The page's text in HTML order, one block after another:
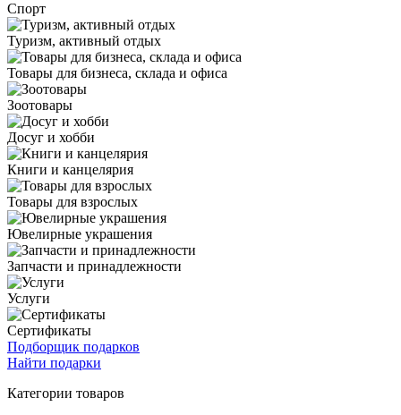
Спорт
Туризм, активный отдых
Товары для бизнеса, склада и офиса
Зоотовары
Досуг и хобби
Книги и канцелярия
Товары для взрослых
Ювелирные украшения
Запчасти и принадлежности
Услуги
Сертификаты
Подборщик подарков
Найти подарки
Категории товаров